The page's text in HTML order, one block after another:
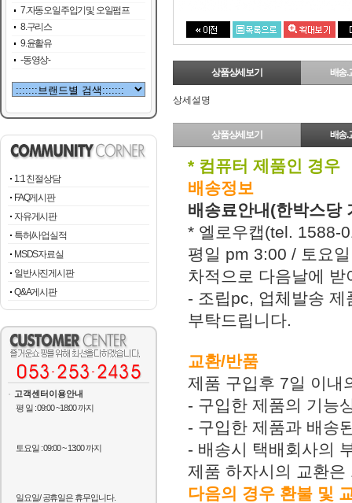
7.자동오일주입기및 오일펌프
8.구리스
9.윤활유
-동영상-
1:1 친절상담
FAQ게시판
자유게시판
특허/사업실적
MSDS자료실
일반사진게시판
Q&A게시판
고객센터이용안내
평 일 : 09:00 ~18:00 까지
토요일 : 09:00 ~ 13:00 까지
일요일/ 공휴일은 휴무입니다.
상품상세보기 배송.
상세설명
상품상세보기 배송.
* 컴퓨터 제품인 경우
배송정보
배송료안내(한박스당
* 엘로우캡(tel. 1588-
평일 pm 3:00 / 토요
차적으로 다음날에
- 조립pc, 업체발송
부탁드립니다.
교환/반품
제품 구입후 7일 이내
- 구입한 제품의 기능
- 구입한 제품과 배송
- 배송시 택배회사의
제품 하자시의 교환
다음의 경우 환불 및